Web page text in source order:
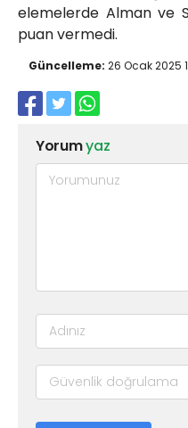
elemelerde Alman ve
puan vermedi.
Güncelleme: 26 Ocak 2025
Yorumyaz